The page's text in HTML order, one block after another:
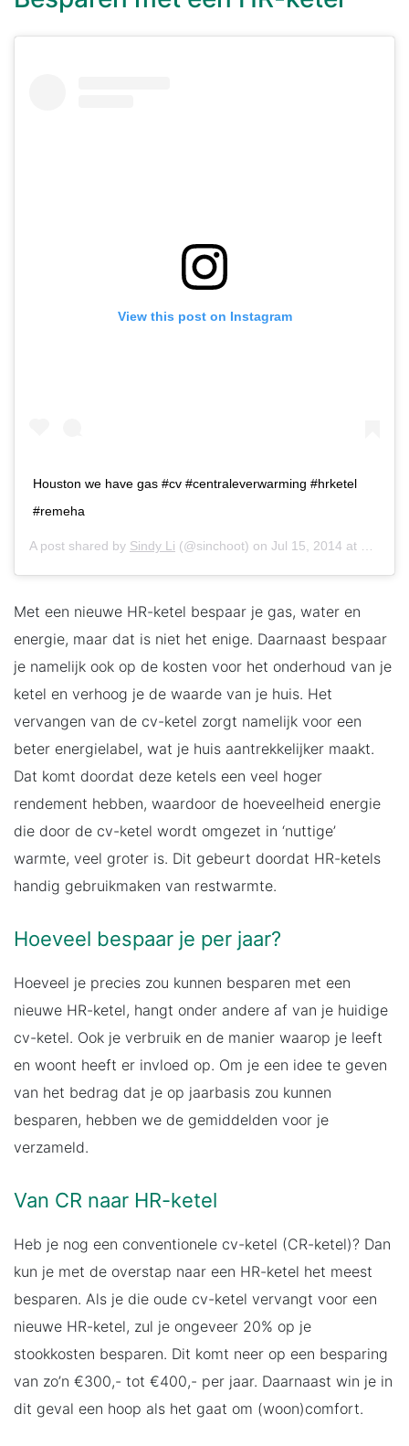
View this post on Instagram
Houston we have gas #cv #centraleverwarming #hrketel
#remeha
A post shared by Sindy Li (@sinchoot) on Jul 15, 2014 at 10:18am PDT
Met een nieuwe HR-ketel bespaar je gas, water en
energie, maar dat is niet het enige. Daarnaast bespaar
je namelijk ook op de kosten voor het onderhoud van je
ketel en verhoog je de waarde van je huis. Het
vervangen van de cv-ketel zorgt namelijk voor een
beter energielabel, wat je huis aantrekkelijker maakt.
Dat komt doordat deze ketels een veel hoger
rendement hebben, waardoor de hoeveelheid energie
die door de cv-ketel wordt omgezet in ‘nuttige’
warmte, veel groter is. Dit gebeurt doordat HR-ketels
handig gebruikmaken van restwarmte.
Hoeveel bespaar je per jaar?
Hoeveel je precies zou kunnen besparen met een
nieuwe HR-ketel, hangt onder andere af van je huidige
cv-ketel. Ook je verbruik en de manier waarop je leeft
en woont heeft er invloed op. Om je een idee te geven
van het bedrag dat je op jaarbasis zou kunnen
besparen, hebben we de gemiddelden voor je
verzameld.
Van CR naar HR-ketel
Heb je nog een conventionele cv-ketel (CR-ketel)? Dan
kun je met de overstap naar een HR-ketel het meest
besparen. Als je die oude cv-ketel vervangt voor een
nieuwe HR-ketel, zul je ongeveer 20% op je
stookkosten besparen. Dit komt neer op een besparing
van zo’n €300,- tot €400,- per jaar. Daarnaast win je in
dit geval een hoop als het gaat om (woon)comfort.